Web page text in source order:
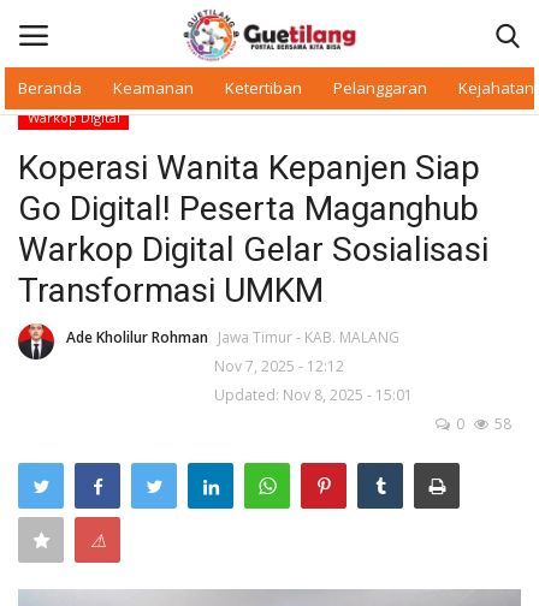
Beranda Keamanan Ketertiban Pelanggaran Kejahatan
Beranda
Daerah
Makan Bergizi
Pelanggaran
Ketertiban
Warkop Digital
Koperasi Wanita Kepanjen Siap
Go Digital! Peserta Maganghub
Warkop Digital Gelar Sosialisasi
Transformasi UMKM
Ade Kholilur Rohman Jawa Timur - KAB. MALANG
Nov 7, 2025 - 12:12
Updated: Nov 8, 2025 - 15:01
0
58
⚠